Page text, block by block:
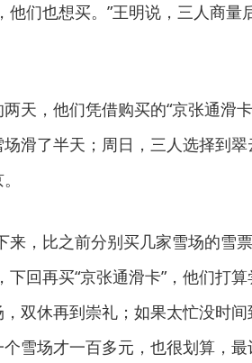
他们也想买。”王明说，三人商
，他们凭借购买的“京张通滑卡
场滑了半天；周日，三人选择到
，比之前分别买几家雪场的雪
下回再买“京张通滑卡”，他们打
双休再到崇礼；如果太忙没时
雪场才一百多元，也很划算，